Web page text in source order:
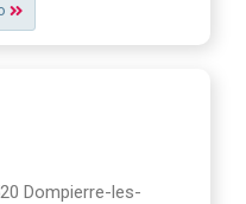
Dompierre-les-